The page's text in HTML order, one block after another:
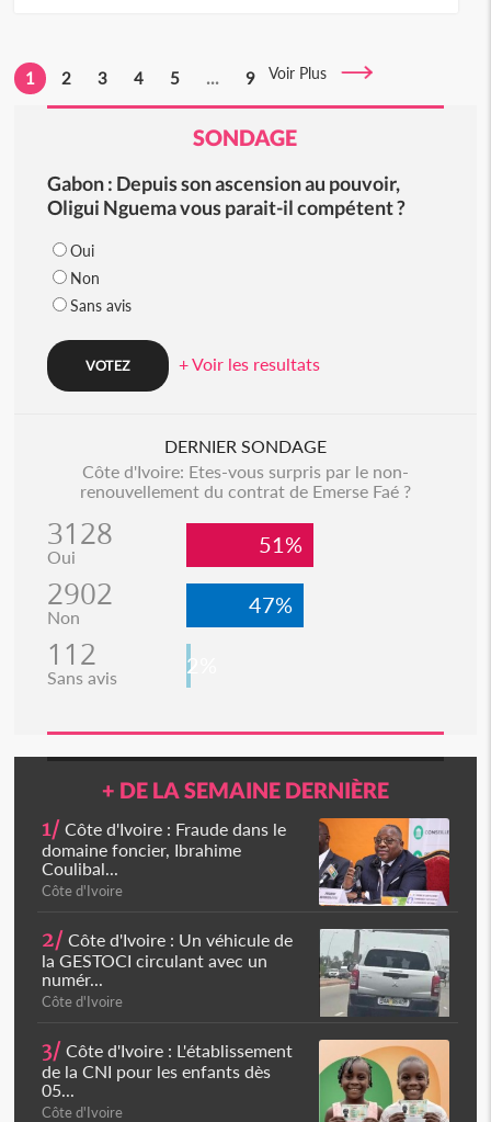
1 2 3 4 5 ... 9 Voir Plus
SONDAGE
Gabon : Depuis son ascension au pouvoir,
Oligui Nguema vous parait-il compétent ?
Oui
Non
Sans avis
+ Voir les resultats
DERNIER SONDAGE
Côte d'Ivoire: Etes-vous surpris par le non-
renouvellement du contrat de Emerse Faé ?
3128
Oui 51%
2902
Non 47%
112
Sans avis 2%
+ DE LA SEMAINE DERNIÈRE
1/ Côte d'Ivoire : Fraude dans le
domaine foncier, Ibrahime
Coulibal...
Côte d'Ivoire
2/ Côte d'Ivoire : Un véhicule de
la GESTOCI circulant avec un
numér...
Côte d'Ivoire
3/ Côte d'Ivoire : L'établissement
de la CNI pour les enfants dès
05...
Côte d'Ivoire